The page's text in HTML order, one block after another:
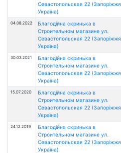
Севастопольская 22 (Запоріжжя,
Україна)
04.08.2022
Благодійна скринька в
Строительном магазине ул.
Севастопольская 22 (Запоріжжя,
Україна)
30.03.2021
Благодійна скринька в
Строительном магазине ул.
Севастопольская 22 (Запоріжжя,
Україна)
15.07.2020
Благодійна скринька в
Строительном магазине ул.
Севастопольская 22 (Запоріжжя,
Україна)
24.12.2019
Благодійна скринька в
Строительном магазине ул.
Севастопольская 22 (Запоріжжя,
Україна)